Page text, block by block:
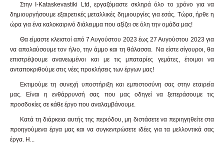
Στην I-Kataskevastiki Ltd, εργαζόμαστε σκληρά όλο το χρόνο για να
δημιουργήσουμε εξαιρετικές μεταλλικές δημιουργίες για εσάς. Τώρα, ήρθε η
ώρα για ένα καλοκαιρινό διάλειμμα που αξίζει σε όλη την ομάδα μας!
Θα είμαστε κλειστοί από 7 Αυγούστου 2023 έως 27 Αυγούστου 2023 για
να απολαύσουμε τον ήλιο, την άμμο και τη θάλασσα. Να είστε σίγουροι, θα
επιστρέψουμε ανανεωμένοι και με τις μπαταρίες γεμάτες, έτοιμοι να
ανταποκριθούμε στις νέες προκλήσεις των έργων μας!
Εκτιμούμε τη συνεχή υποστήριξη και εμπιστοσύνη σας στην εταιρεία
μας. Είναι η ενθάρρυνσή σας που μας οδηγεί να ξεπεράσουμε τις
προσδοκίες σε κάθε έργο που αναλαμβάνουμε.
Κατά τη διάρκεια αυτής της περιόδου, μη διστάσετε να περιηγηθείτε στα
προηγούμενα έργα μας και να συγκεντρώσετε ιδέες για τα μελλοντικά σας
έργα. Η...